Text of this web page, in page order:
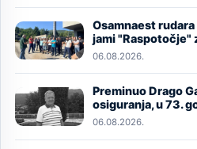
Image
Osamnaest
jami "Raspotočje"
06.08.2026.
Image
Preminuo Drago
osiguranja, u 73.
06.08.2026.